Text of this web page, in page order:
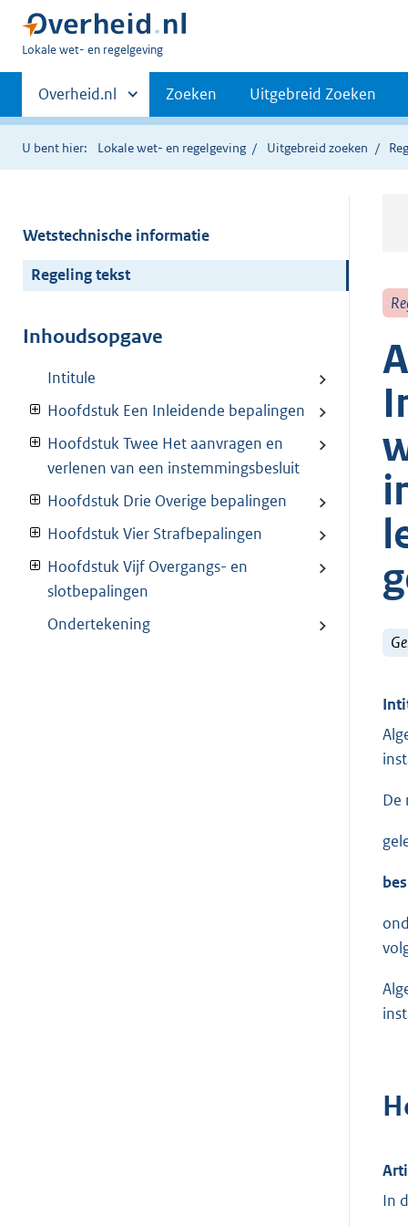
U
hier:
Lokale wet- en regelgeving
Primaire
navigatie
Andere
sites
binnen
Overheid.nl Zoeken Uitgebreid Zoeken
U bent hier: Lokale wet- en regelgeving Uitgebreid zoeken
Wetstechnische informatie
Regeling tekst
Inhoudsopgave
Intitule
Hoofdstuk Een Inleidende bepalingen
Hoofdstuk Twee Het aanvragen en
verlenen van een instemmingsbesluit
Hoofdstuk Drie Overige bepalingen
Hoofdstuk Vier Strafbepalingen
Hoofdstuk Vijf Overgangs- en
slotbepalingen
Ondertekening
De
In